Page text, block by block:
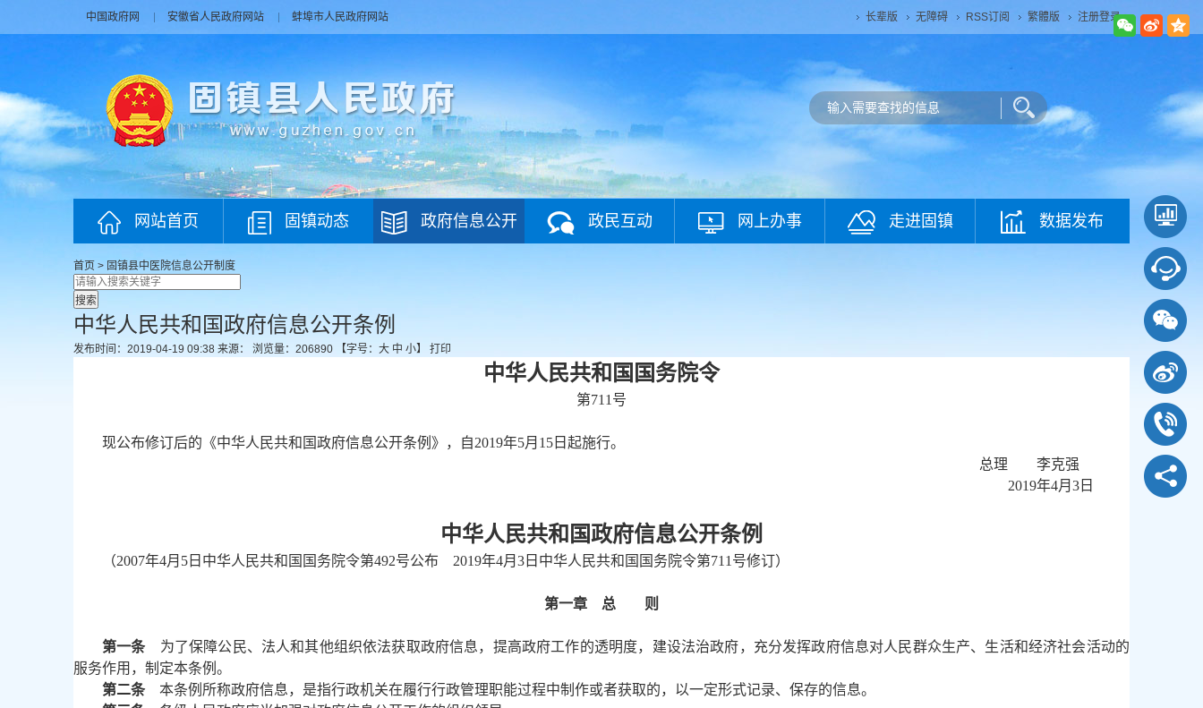
中国政府网 安徽省人民政府网站 蚌埠市人民政府网站 长辈版 无障碍 RSS订阅 繁體版 注册登录
网站首页 固镇动态 政府信息公开 政民互动 网上办事 走进固镇 数据发布
首页 > 固镇县中医院信息公开制度
中华人民共和国政府信息公开条例
发布时间：2019-04-19 09:38 来源： 浏览量： 206890 【字号： 大 中 小】 打印
中华人民共和国国务院令
第711号
现公布修订后的《中华人民共和国政府信息公开条例》，自2019年5月15日起施行。
总理 李克强
2019年4月3日
中华人民共和国政府信息公开条例
（2007年4月5日中华人民共和国国务院令第492号公布 2019年4月3日中华人民共和国国务院令第711号修订）
第一章 总 则
第一条为了保障公民、法人和其他组织依法获取政府信息，提高政府工作的透明度，建设法治政府，充分发挥政府信息对人民群众生产、生活和经济社会活动的
服务作用，制定本条例。
第二条 本条例所称政府信息，是指行政机关在履行行政管理职能过程中制作或者获取的，以一定形式记录、保存的信息。